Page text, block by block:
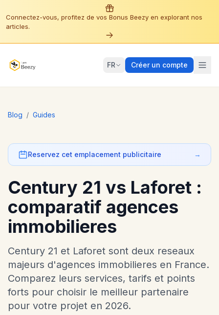
Connectez-vous, profitez de vos Bonus Beezy en explorant nos
articles.
FR Créer un compte
Blog / Guides
Reservez cet emplacement publicitaire →
Century 21 vs Laforet :
comparatif agences
immobilieres
Century 21 et Laforet sont deux reseaux
majeurs d'agences immobilieres en France.
Comparez leurs services, tarifs et points
forts pour choisir le meilleur partenaire
pour votre projet en 2026.